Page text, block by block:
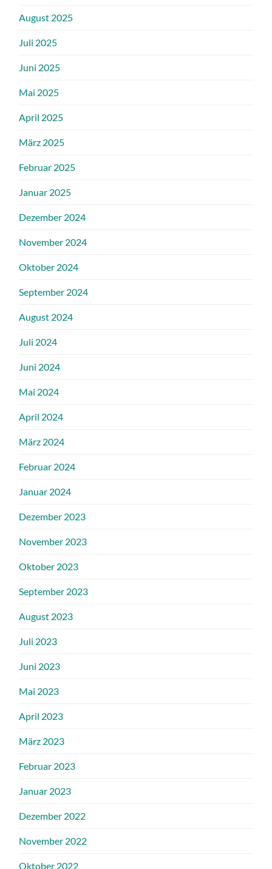
August 2025
Juli 2025
Juni 2025
Mai 2025
April 2025
März 2025
Februar 2025
Januar 2025
Dezember 2024
November 2024
Oktober 2024
September 2024
August 2024
Juli 2024
Juni 2024
Mai 2024
April 2024
März 2024
Februar 2024
Januar 2024
Dezember 2023
November 2023
Oktober 2023
September 2023
August 2023
Juli 2023
Juni 2023
Mai 2023
April 2023
März 2023
Februar 2023
Januar 2023
Dezember 2022
November 2022
Oktober 2022